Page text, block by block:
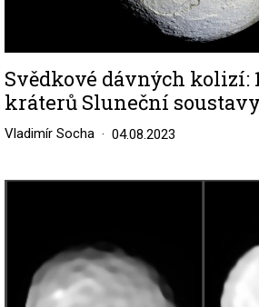
Svědkové dávných kolizí:
kráterů Sluneční soustavy
Vladimír Socha 04.08.2023